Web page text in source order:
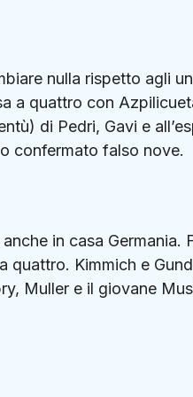
nulla rispetto agli
a quattro con
di Pedri, Gavi e
confermato falso nove.
in casa Germania.
quattro. Kimmich e
Muller e il giovane